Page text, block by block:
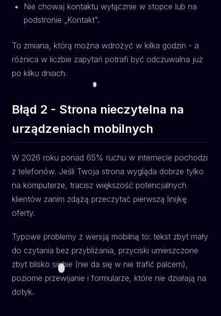
Nie chowaj kontaktu wyłącznie w stopce lub na
podstronie „Kontakt".
To zmiana, którą można wdrożyć w kilka godzin - a
różnica w liczbie zapytań potrafi być odczuwalna już
po kilku dniach.
Błąd 2 - Strona nieczytelna na
urządzeniach mobilnych
W 2026 roku ponad 65% ruchu w internecie pochodzi
z telefonów. Jeśli Twoja strona wygląda dobrze tylko
na komputerze, tracisz większość potencjalnych
klientów zanim zdążą przeczytać pierwszą linijkę
oferty.
Typowe problemy z wersją mobilną to: tekst zbyt mały
do czytania bez przybliżania, przyciski umieszczone
zbyt blisko siebie (nie da się w nie trafić palcem),
poziome przewijanie i formularze, które nie działają na
dotyk.